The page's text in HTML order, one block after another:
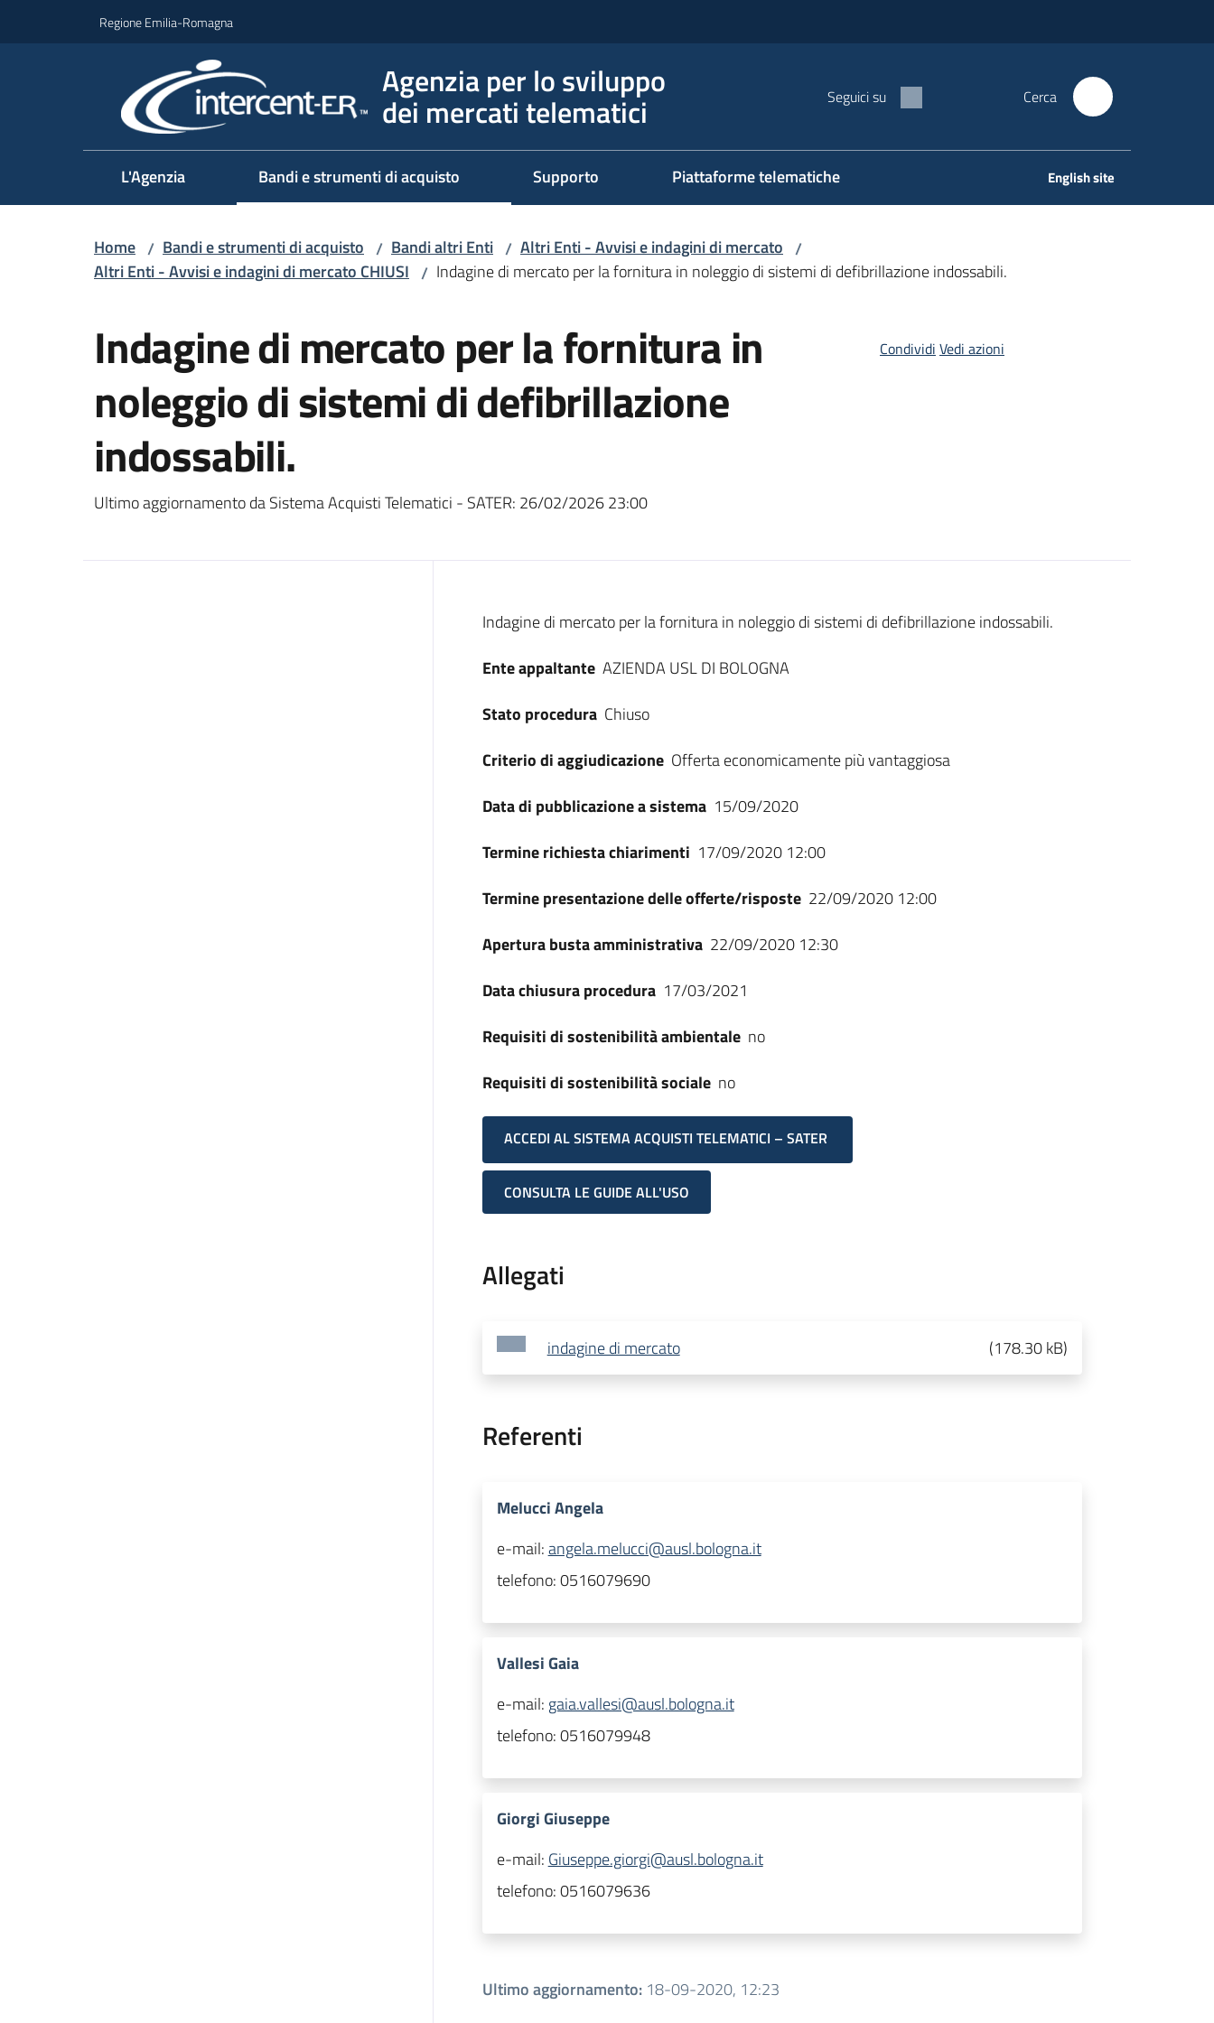
Regione Emilia-Romagna
Agenzia per lo sviluppo
dei mercati telematici Seguici su Cerca
L'Agenzia Bandi e strumenti di acquisto Supporto Piattaforme telematiche English site
Home / Bandi e strumenti di acquisto / Bandi altri Enti / Altri Enti - Avvisi e indagini di mercato /
Altri Enti - Avvisi e indagini di mercato CHIUSI / Indagine di mercato per la fornitura in noleggio di sistemi di defibrillazione indossabili.
Indagine di mercato per la fornitura in
noleggio di sistemi di defibrillazione
indossabili.
Ultimo aggiornamento da Sistema Acquisti Telematici - SATER: 26/02/2026 23:00
Condividi Vedi azioni
Dati del bando
Indagine di mercato per la fornitura in noleggio di sistemi di defibrillazione indossabili.
Ente appaltante AZIENDA USL DI BOLOGNA
Stato procedura Chiuso
Criterio di aggiudicazione Offerta economicamente più vantaggiosa
Data di pubblicazione a sistema 15/09/2020
Termine richiesta chiarimenti 17/09/2020 12:00
Termine presentazione delle offerte/risposte 22/09/2020 12:00
Apertura busta amministrativa 22/09/2020 12:30
Data chiusura procedura 17/03/2021
Requisiti di sostenibilità ambientale no
Requisiti di sostenibilità sociale no
ACCEDI AL SISTEMA ACQUISTI TELEMATICI – SATER
CONSULTA LE GUIDE ALL'USO
Allegati
indagine di mercato (178.30 kB)
Referenti
Melucci Angela
e-mail:angela.melucci@ausl.bologna.it
telefono:0516079690
Vallesi Gaia
e-mail: gaia.vallesi@ausl.bologna.it
telefono:0516079948
Giorgi Giuseppe
e-mail: Giuseppe.giorgi@ausl.bologna.it
telefono:0516079636
Ultimo aggiornamento: 18-09-2020, 12:23